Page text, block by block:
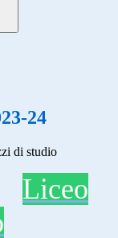
24
di studio
Liceo